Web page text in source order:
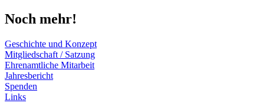
Noch mehr!
Geschichte und Konzept
Mitgliedschaft / Satzung
Ehrenamtliche Mitarbeit
Jahresbericht
Spenden
Links